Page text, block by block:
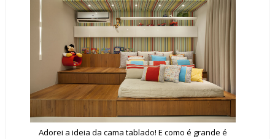
Adorei a ideia da cama tablado! E como é grande é